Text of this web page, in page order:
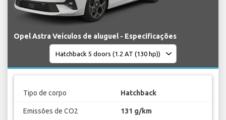
Opel Astra Veículos de aluguel - Especificações
Tipo de corpo Hatchback
Emissões de CO2 131 g/km